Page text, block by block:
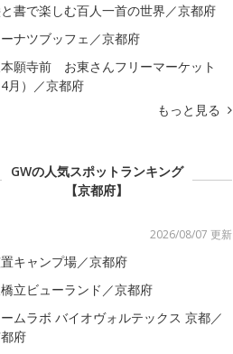
書で楽しむ百人一首の世界／京都府
ーナツブッフェ／京都府
願寺前 お東さんフリーマーケット
4月）／京都府
もっと見る
GWの人気スポットランキング
【京都府】
2026/08/07 更新
キャンプ場／京都府
立ビューランド／京都府
ムラボ バイオヴォルテックス 京都／
府